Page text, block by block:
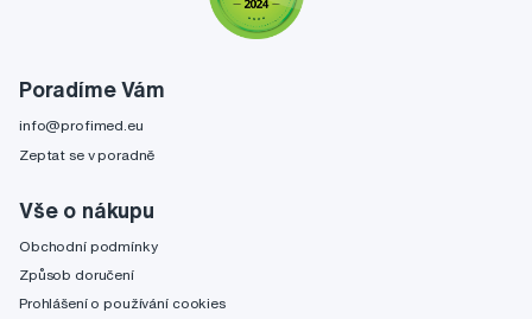
Poradíme Vám
info@profimed.eu
Zeptat se v poradně
Vše o nákupu
Obchodní podmínky
Způsob doručení
Prohlášení o používání cookies